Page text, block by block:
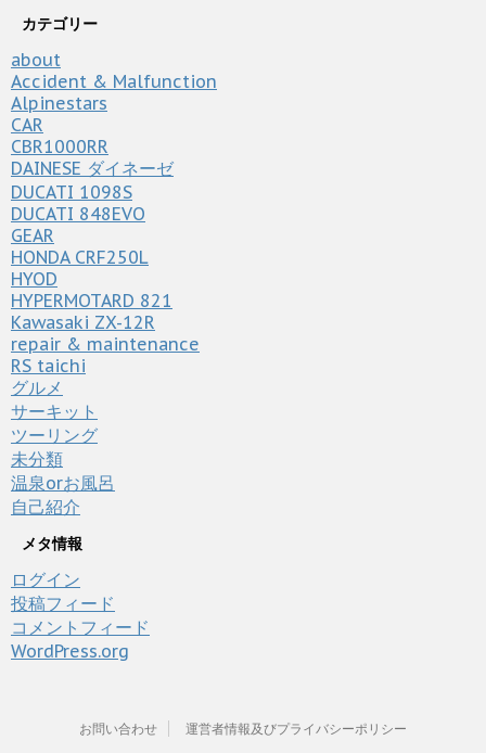
カテゴリー
about
Accident & Malfunction
Alpinestars
CAR
CBR1000RR
DAINESE ダイネーゼ
DUCATI 1098S
DUCATI 848EVO
GEAR
HONDA CRF250L
HYOD
HYPERMOTARD 821
Kawasaki ZX-12R
repair & maintenance
RS taichi
グルメ
サーキット
ツーリング
未分類
温泉orお風呂
自己紹介
メタ情報
ログイン
投稿フィード
コメントフィード
WordPress.org
お問い合わせ 運営者情報及びプライバシーポリシー